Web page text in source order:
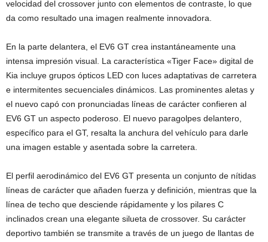
velocidad del crossover junto con elementos de contraste, lo que
da como resultado una imagen realmente innovadora.
En la parte delantera, el EV6 GT crea instantáneamente una
intensa impresión visual. La característica «Tiger Face» digital de
Kia incluye grupos ópticos LED con luces adaptativas de carretera
e intermitentes secuenciales dinámicos. Las prominentes aletas y
el nuevo capó con pronunciadas líneas de carácter confieren al
EV6 GT un aspecto poderoso. El nuevo paragolpes delantero,
específico para el GT, resalta la anchura del vehículo para darle
una imagen estable y asentada sobre la carretera.
El perfil aerodinámico del EV6 GT presenta un conjunto de nítidas
líneas de carácter que añaden fuerza y definición, mientras que la
línea de techo que desciende rápidamente y los pilares C
inclinados crean una elegante silueta de crossover. Su carácter
deportivo también se transmite a través de un juego de llantas de